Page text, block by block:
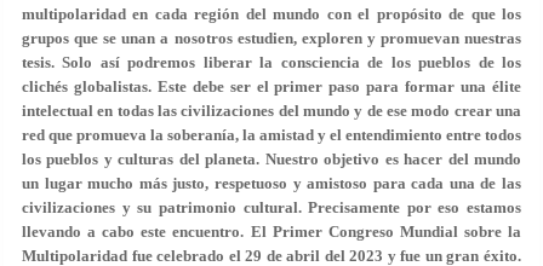
multipolaridad en cada región del mundo con el propósito de que los
grupos que se unan a nosotros estudien, exploren y promuevan nuestras
tesis. Solo así podremos liberar la consciencia de los pueblos de los
clichés globalistas. Este debe ser el primer paso para formar una élite
intelectual en todas las civilizaciones del mundo y de ese modo crear una
red que promueva la soberanía, la amistad y el entendimiento entre todos
los pueblos y culturas del planeta. Nuestro objetivo es hacer del mundo
un lugar mucho más justo, respetuoso y amistoso para cada una de las
civilizaciones y su patrimonio cultural. Precisamente por eso estamos
llevando a cabo este encuentro. El Primer Congreso Mundial sobre la
Multipolaridad fue celebrado el 29 de abril del 2023 y fue un gran éxito.